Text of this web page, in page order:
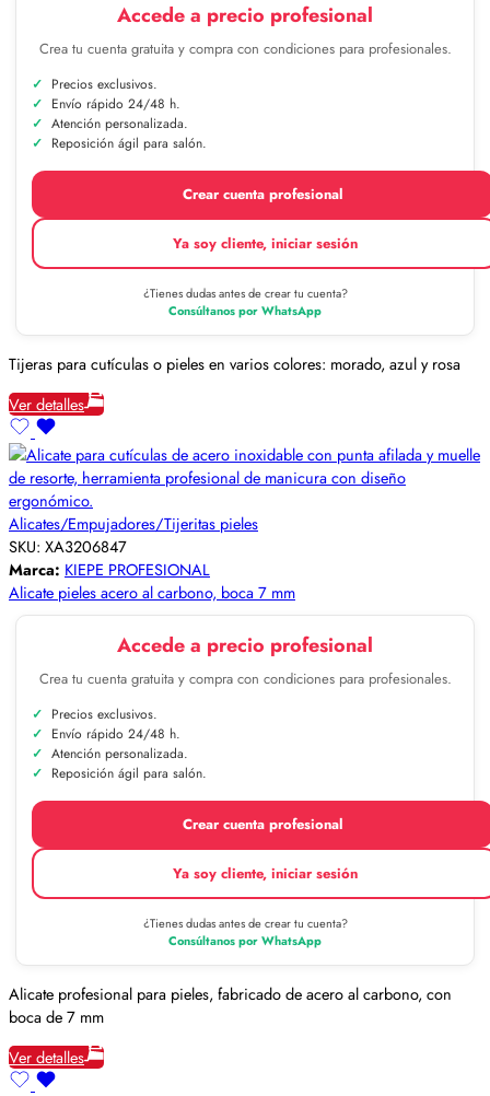
Accede a precio profesional
Crea tu cuenta gratuita y compra con condiciones para profesionales.
Precios exclusivos.
Envío rápido 24/48 h.
Atención personalizada.
Reposición ágil para salón.
Crear cuenta profesional
Ya soy cliente, iniciar sesión
¿Tienes dudas antes de crear tu cuenta?
Consúltanos por WhatsApp
Tijeras para cutículas o pieles en varios colores: morado, azul y rosa
Ver detalles
Alicates/Empujadores/Tijeritas pieles
SKU: XA3206847
Marca: KIEPE PROFESIONAL
Alicate pieles acero al carbono, boca 7 mm
Accede a precio profesional
Crea tu cuenta gratuita y compra con condiciones para profesionales.
Precios exclusivos.
Envío rápido 24/48 h.
Atención personalizada.
Reposición ágil para salón.
Crear cuenta profesional
Ya soy cliente, iniciar sesión
¿Tienes dudas antes de crear tu cuenta?
Consúltanos por WhatsApp
Alicate profesional para pieles, fabricado de acero al carbono, con
boca de 7 mm
Ver detalles